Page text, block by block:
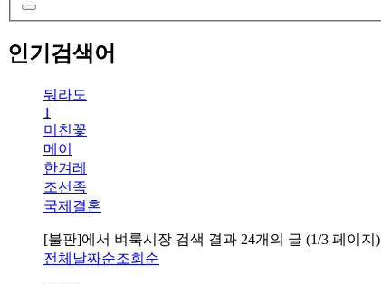
인기검색어
뭐라도
1
미친꽃
메이
한겨레
조선족
국제결혼
[불판]에서 벼룩시장 검색 결과 24개의 글 (1/3 페이지)
전체 날짜순조회순